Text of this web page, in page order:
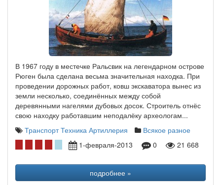
В 1967 году в местечке Ральсвик на легендарном острове
Рюген была сделана весьма значительная находка. При
проведении дорожных работ, ковш экскаватора вынес из
земли несколько, соединённых между собой
деревянными нагелями дубовых досок. Строитель отнёс
свою находку работавшим неподалёку археологам...
Транспорт Техника Артиллерия
Всякое разное
1-февраля-2013
0 21 668
подробнее »